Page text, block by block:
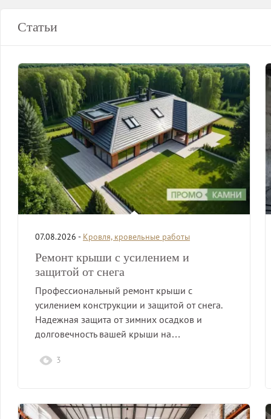
Статьи
07.08.2026 - Кровля, кровельные работы
Ремонт крыши с усилением и
защитой от снега
Профессиональный ремонт крыши с
усилением конструкции и защитой от снега.
Надежная защита от зимних осадков и
долговечность вашей крыши на…
3